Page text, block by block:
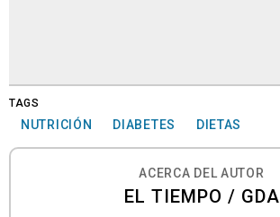
TAGS
NUTRICIÓN DIABETES DIETAS
ACERCA DEL AUTOR
EL TIEMPO / GDA